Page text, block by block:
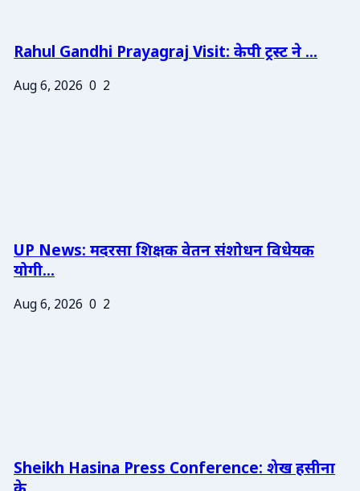
Rahul Gandhi Prayagraj Visit: केपी ट्रस्ट ने ...
Aug 6, 2026 0 2
UP News: मदरसा शिक्षक वेतन संशोधन विधेयक
योगी...
Aug 6, 2026 0 2
Sheikh Hasina Press Conference: शेख हसीना